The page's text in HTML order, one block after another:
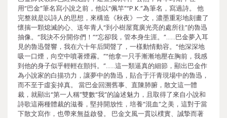
用“巴金”筆名寫小說之前，他以“佩竿”“P.K.”為筆名，寫過詩。 他
完整就是以詩人的思想，來構造《秋夜》一文，濃墨重彩地刻畫了
懷揣一顆熄滅的心、送年青人“到小樹屋寬廣光亮的處所往”的魯迅
抽像。“我決不分開你們！”“忘卻我，管本身生涯。”……巴金夢入耳
見的魯迅聲響，我在六十年后聞聲了，一樣動情動容。“他深深地
吸一口煙，向空中噴著煙霧。”“他拿一只手漸漸地壓在胸前，我感
到他的身子似乎輕輕在顫抖。”……這一類逼真的細節，顯出巴金作
為小說家的白描功力，讓夢中的魯迅，貼合于汗青現場中的魯迅，
而不至于虛妄掉真。 當巴金回溯舊事、直陳肺腑，散文這一體
裁，就顯出“第一人稱”雙數“我”的論述魅力，且取得了來自小說和
詩歌這兩種體裁的滋養，堅持開放性，培養“混血”之美，這對于當
下散文寫作，也帶來無益啟發。 巴金文風一貫以樸實、誠摯而著